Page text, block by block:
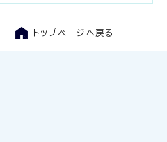
トップページへ戻る